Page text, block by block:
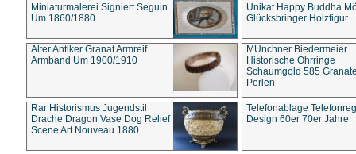
Miniaturmalerei Signiert Seguin
Um 1860/1880
Unikat Happy Buddha
Glücksbringer Holzfigur
Alter Antiker Granat Armreif
Armband Um 1900/1910
MÜnchner Biedermeier
Historische Ohrringe
Schaumgold 585
Perlen
Rar Historismus Jugendstil
Drache Dragon Vase Dog Relief
Scene Art Nouveau 1880
Telefonablage
Design 60er 70er Jahre